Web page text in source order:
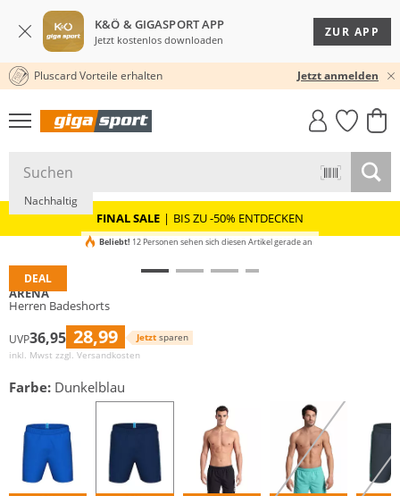
K&Ö & GIGASPORT APP
Jetzt kostenlos downloaden
ZUR APP
30 TAGE RÜCKGABERECHT
Pluscard Vorteile erhalten Jetzt anmelden
GIGASTYLE
FAHRRAD­
MUST-HAVE
FINAL SALE | BIS ZU -50% ENTDECKEN
DEAL
Nachhaltig
Beliebt! 12 Personen sehen sich diesen Artikel gerade an
ARENA
Herren Badeshorts
UVP36,95 28,99 Jetzt sparen
inkl. Mwst zzgl. Versandkosten
Farbe: Dunkelblau